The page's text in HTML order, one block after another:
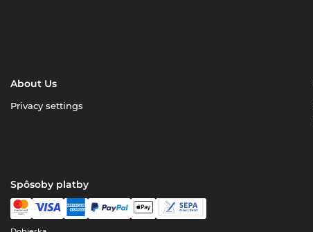
About Us
Privacy settings
Spôsoby platby